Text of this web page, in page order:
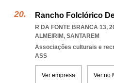
Rancho Folclórico
R DA FONTE BRANCA 13,
ALMEIRIM, SANTAREM
Associações culturais e
ASS
Ver empresa Ver no